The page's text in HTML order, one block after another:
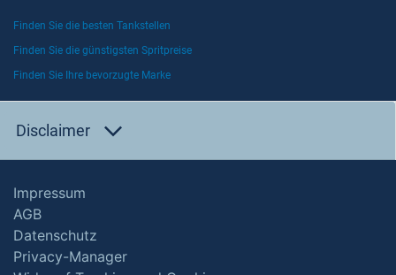
Finden Sie die besten Tankstellen
Finden Sie die günstigsten Spritpreise
Finden Sie Ihre bevorzugte Marke
Disclaimer
Impressum
AGB
Datenschutz
Privacy-Manager